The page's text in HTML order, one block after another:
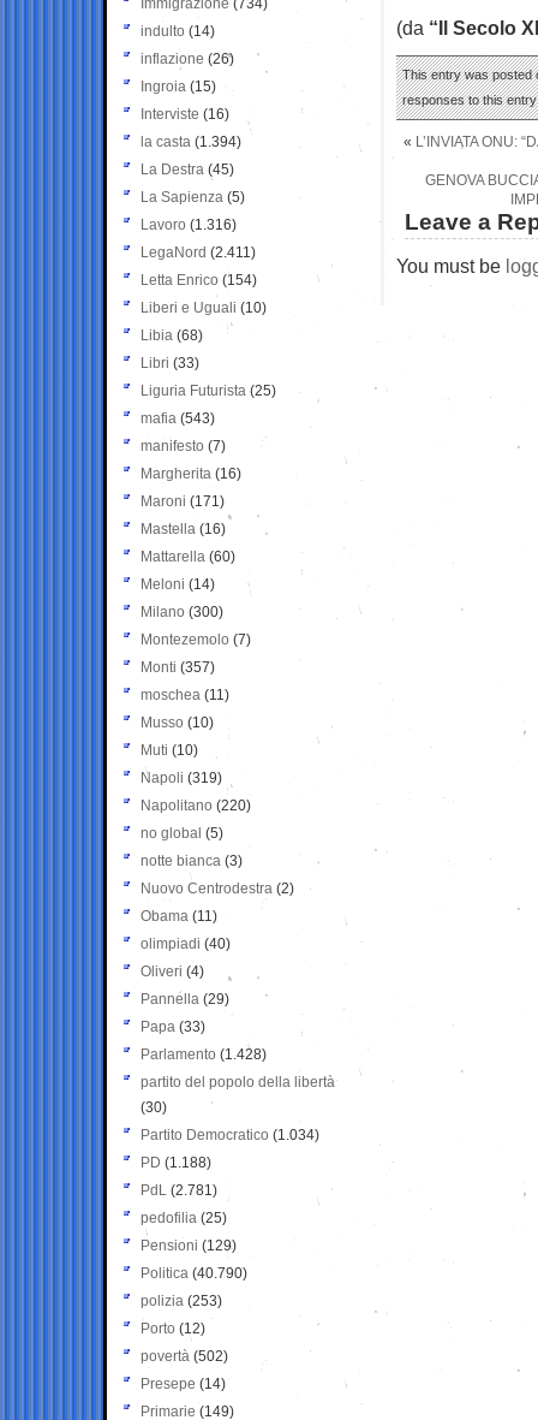
(da “Il Secolo
This entry was posted
responses to this
« L’INVIATA ONU:
GENOVA
Leave a
You must be
Immigrazione (734)
indulto (14)
inflazione (26)
Ingroia (15)
Interviste (16)
la casta (1.394)
La Destra (45)
La Sapienza (5)
Lavoro (1.316)
LegaNord (2.411)
Letta Enrico (154)
Liberi e Uguali (10)
Libia (68)
Libri (33)
Liguria Futurista (25)
mafia (543)
manifesto (7)
Margherita (16)
Maroni (171)
Mastella (16)
Mattarella (60)
Meloni (14)
Milano (300)
Montezemolo (7)
Monti (357)
moschea (11)
Musso (10)
Muti (10)
Napoli (319)
Napolitano (220)
no global (5)
notte bianca (3)
Nuovo Centrodestra (2)
Obama (11)
olimpiadi (40)
Oliveri (4)
Pannella (29)
Papa (33)
Parlamento (1.428)
partito del popolo della libertà
(30)
Partito Democratico (1.034)
PD (1.188)
PdL (2.781)
pedofilia (25)
Pensioni (129)
Politica (40.790)
polizia (253)
Porto (12)
povertà (502)
Presepe (14)
Primarie (149)